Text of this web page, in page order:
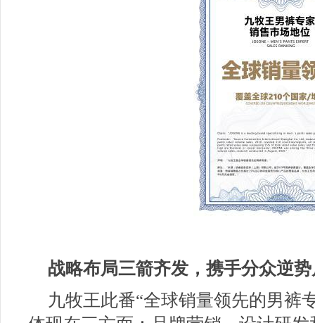
战略布局三箭齐发，携手分众逆
九牧王此番“全球销量领先的男裤